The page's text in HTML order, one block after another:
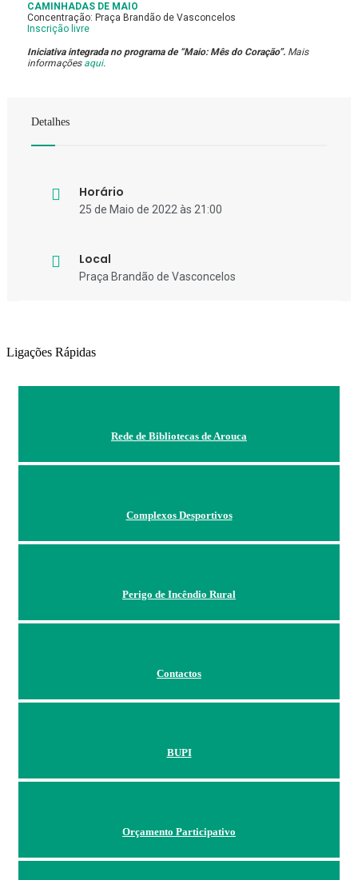
CAMINHADAS DE MAIO
Concentração: Praça Brandão de Vasconcelos
Inscrição livre
Iniciativa integrada no programa de “Maio: Mês do Coração”. Mais
informações aqui.
Detalhes
Horário
25 de Maio de 2022 às 21:00
Local
Praça Brandão de Vasconcelos
Ligações Rápidas
Rede de Bibliotecas de Arouca
Complexos Desportivos
Perigo de Incêndio Rural
Contactos
BUPI
Orçamento Participativo